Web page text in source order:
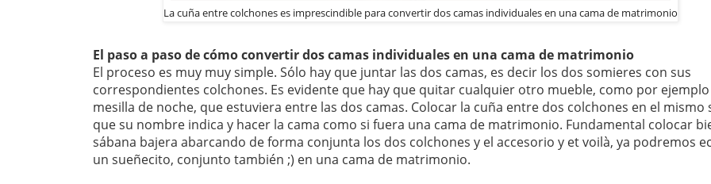
La cuña entre colchones es imprescindible para convertir dos camas individuales en una cama de matrimonio
El paso a paso de cómo convertir dos camas individuales en una cama de matrimonio
El proceso es muy muy simple. Sólo hay que juntar las dos camas, es decir los dos somieres con sus
correspondientes colchones. Es evidente que hay que quitar cualquier otro mueble, como por
mesilla de noche, que estuviera entre las dos camas. Colocar la cuña entre dos colchones en el mismo
que su nombre indica y hacer la cama como si fuera una cama de matrimonio. Fundamental colocar
sábana bajera abarcando de forma conjunta los dos colchones y el accesorio y et voilà, ya podremos
un sueñecito, conjunto también ;) en una cama de matrimonio.